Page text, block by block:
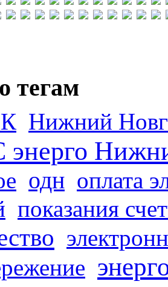
тегам
Нижний
одн оплата
показания